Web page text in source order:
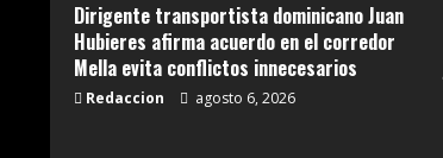
Dirigente transportista dominicano Juan
Hubieres afirma acuerdo en el corredor
Mella evita conflictos innecesarios
Redaccion agosto 6, 2026